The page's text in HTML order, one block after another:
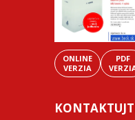
ONLINE
VERZIA
PDF